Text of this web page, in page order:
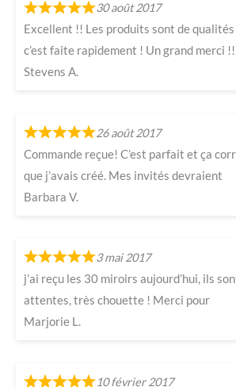
30 août 2017
Excellent !! Les produits sont de
c’est faite rapidement ! Un grand merci !!
Stevens A.
26 août 2017
Commande reçue! C’est parfait et ça
que j’avais créé. Mes invités devraient
Barbara V.
3 mai 2017
j’ai reçu les 30 miroirs aujourd’hui, ils
attentes, très chouette ! Merci pour
Marjorie L.
10 février 2017